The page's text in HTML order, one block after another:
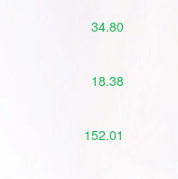
34.80
18.38
152.01